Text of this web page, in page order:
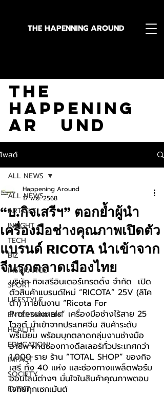
THE HAPENNING AROUND
The
Happening
Ar und
โพสต์
ALL NEWS
ARTICLE
INSIGHT
TECH
BIZ
INSURANCE
SPORT
LIFESTYLE
ENTERTAINMENT
HEALTH
EDUCATION
IMPACT
SOCIETY
EVENT
ALL NEWS
“บ.กิจเสรีฯ” ตอกย้ำผู้นำ
เครื่องมือช่างคุณภาพเปิดตัว
แบรนด์ RICOTA นำเข้าจาก
จีนรุกตลาดเมืองไทย
Happening Around
17 พ.ย. 2568
บริษัท กิจเสรีอินเตอร์เทรดดิ้ง จำกัด  เปิด
ตัวสินค้าแบรนด์ใหม่ “RICOTA” 25V (ลิโค
ต้า) ภายในงาน “Ricota For
Professionals” เครื่องมือช่างไร้สาย 25
โวลต์ นำเข้าจากประเทศจีน สินค้าระดับ
พรีเมียม พร้อมบุกตลาดกลุ่มงานช่างมือ
อาชีพ ผ่านช่องทางดีลเลอร์ทั่วประเทศกว่า
1,000 ราย ร้าน “TOTAL SHOP” ของกิจ
เสรี ทั้ง 40 แห่ง และช่องทางแพล็ตฟอร์ม
ออนไลน์ต่างๆ มั่นใจในสินค้าคุณภาพตอบ
โจทย์ทุกเซกเม้นต์